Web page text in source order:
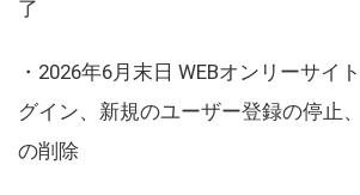
了
・2026年6月末日 WEBオンリーサイ
グイン、新規のユーザー登録の停止
の削除